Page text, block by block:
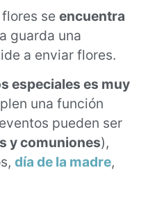
se encuentra
guarda una
a enviar flores.
especiales es muy
una función
pueden ser
y comuniones),
día de la madre,